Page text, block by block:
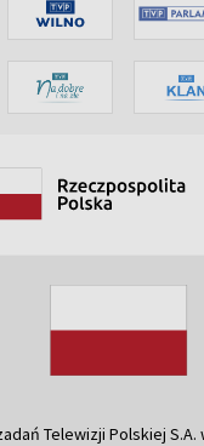
Telewizji Polskiej